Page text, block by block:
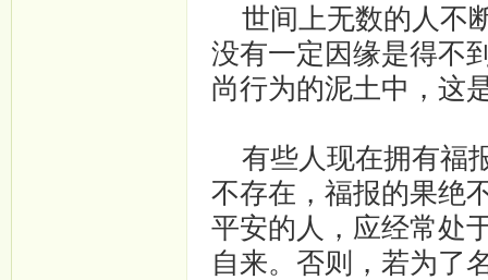
世间上无数的人不
没有一定因缘是得不
尚行为的泥土中，这
有些人现在拥有福
不存在，福报的果绝
平安的人，应经常处
自来。否则，若为了